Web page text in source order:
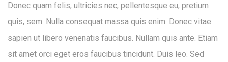
Donec quam felis, ultricies nec, pellentesque eu, pretium
quis, sem. Nulla consequat massa quis enim. Donec vitae
sapien ut libero venenatis faucibus. Nullam quis ante. Etiam
sit amet orci eget eros faucibus tincidunt. Duis leo. Sed